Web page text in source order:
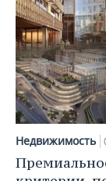
Недвижимость